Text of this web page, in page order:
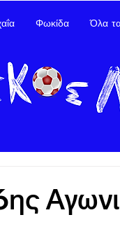
Φωκίδα Όλα